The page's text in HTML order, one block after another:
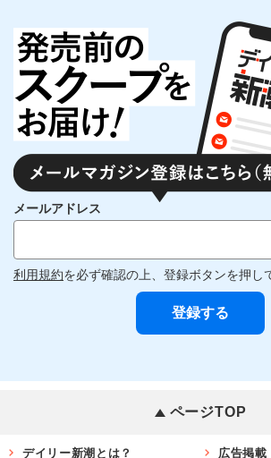
メールアドレス
利用規約を必ず確認の上、登録ボタンを押し
ページTOP
デイリー新潮とは？ 広告掲載